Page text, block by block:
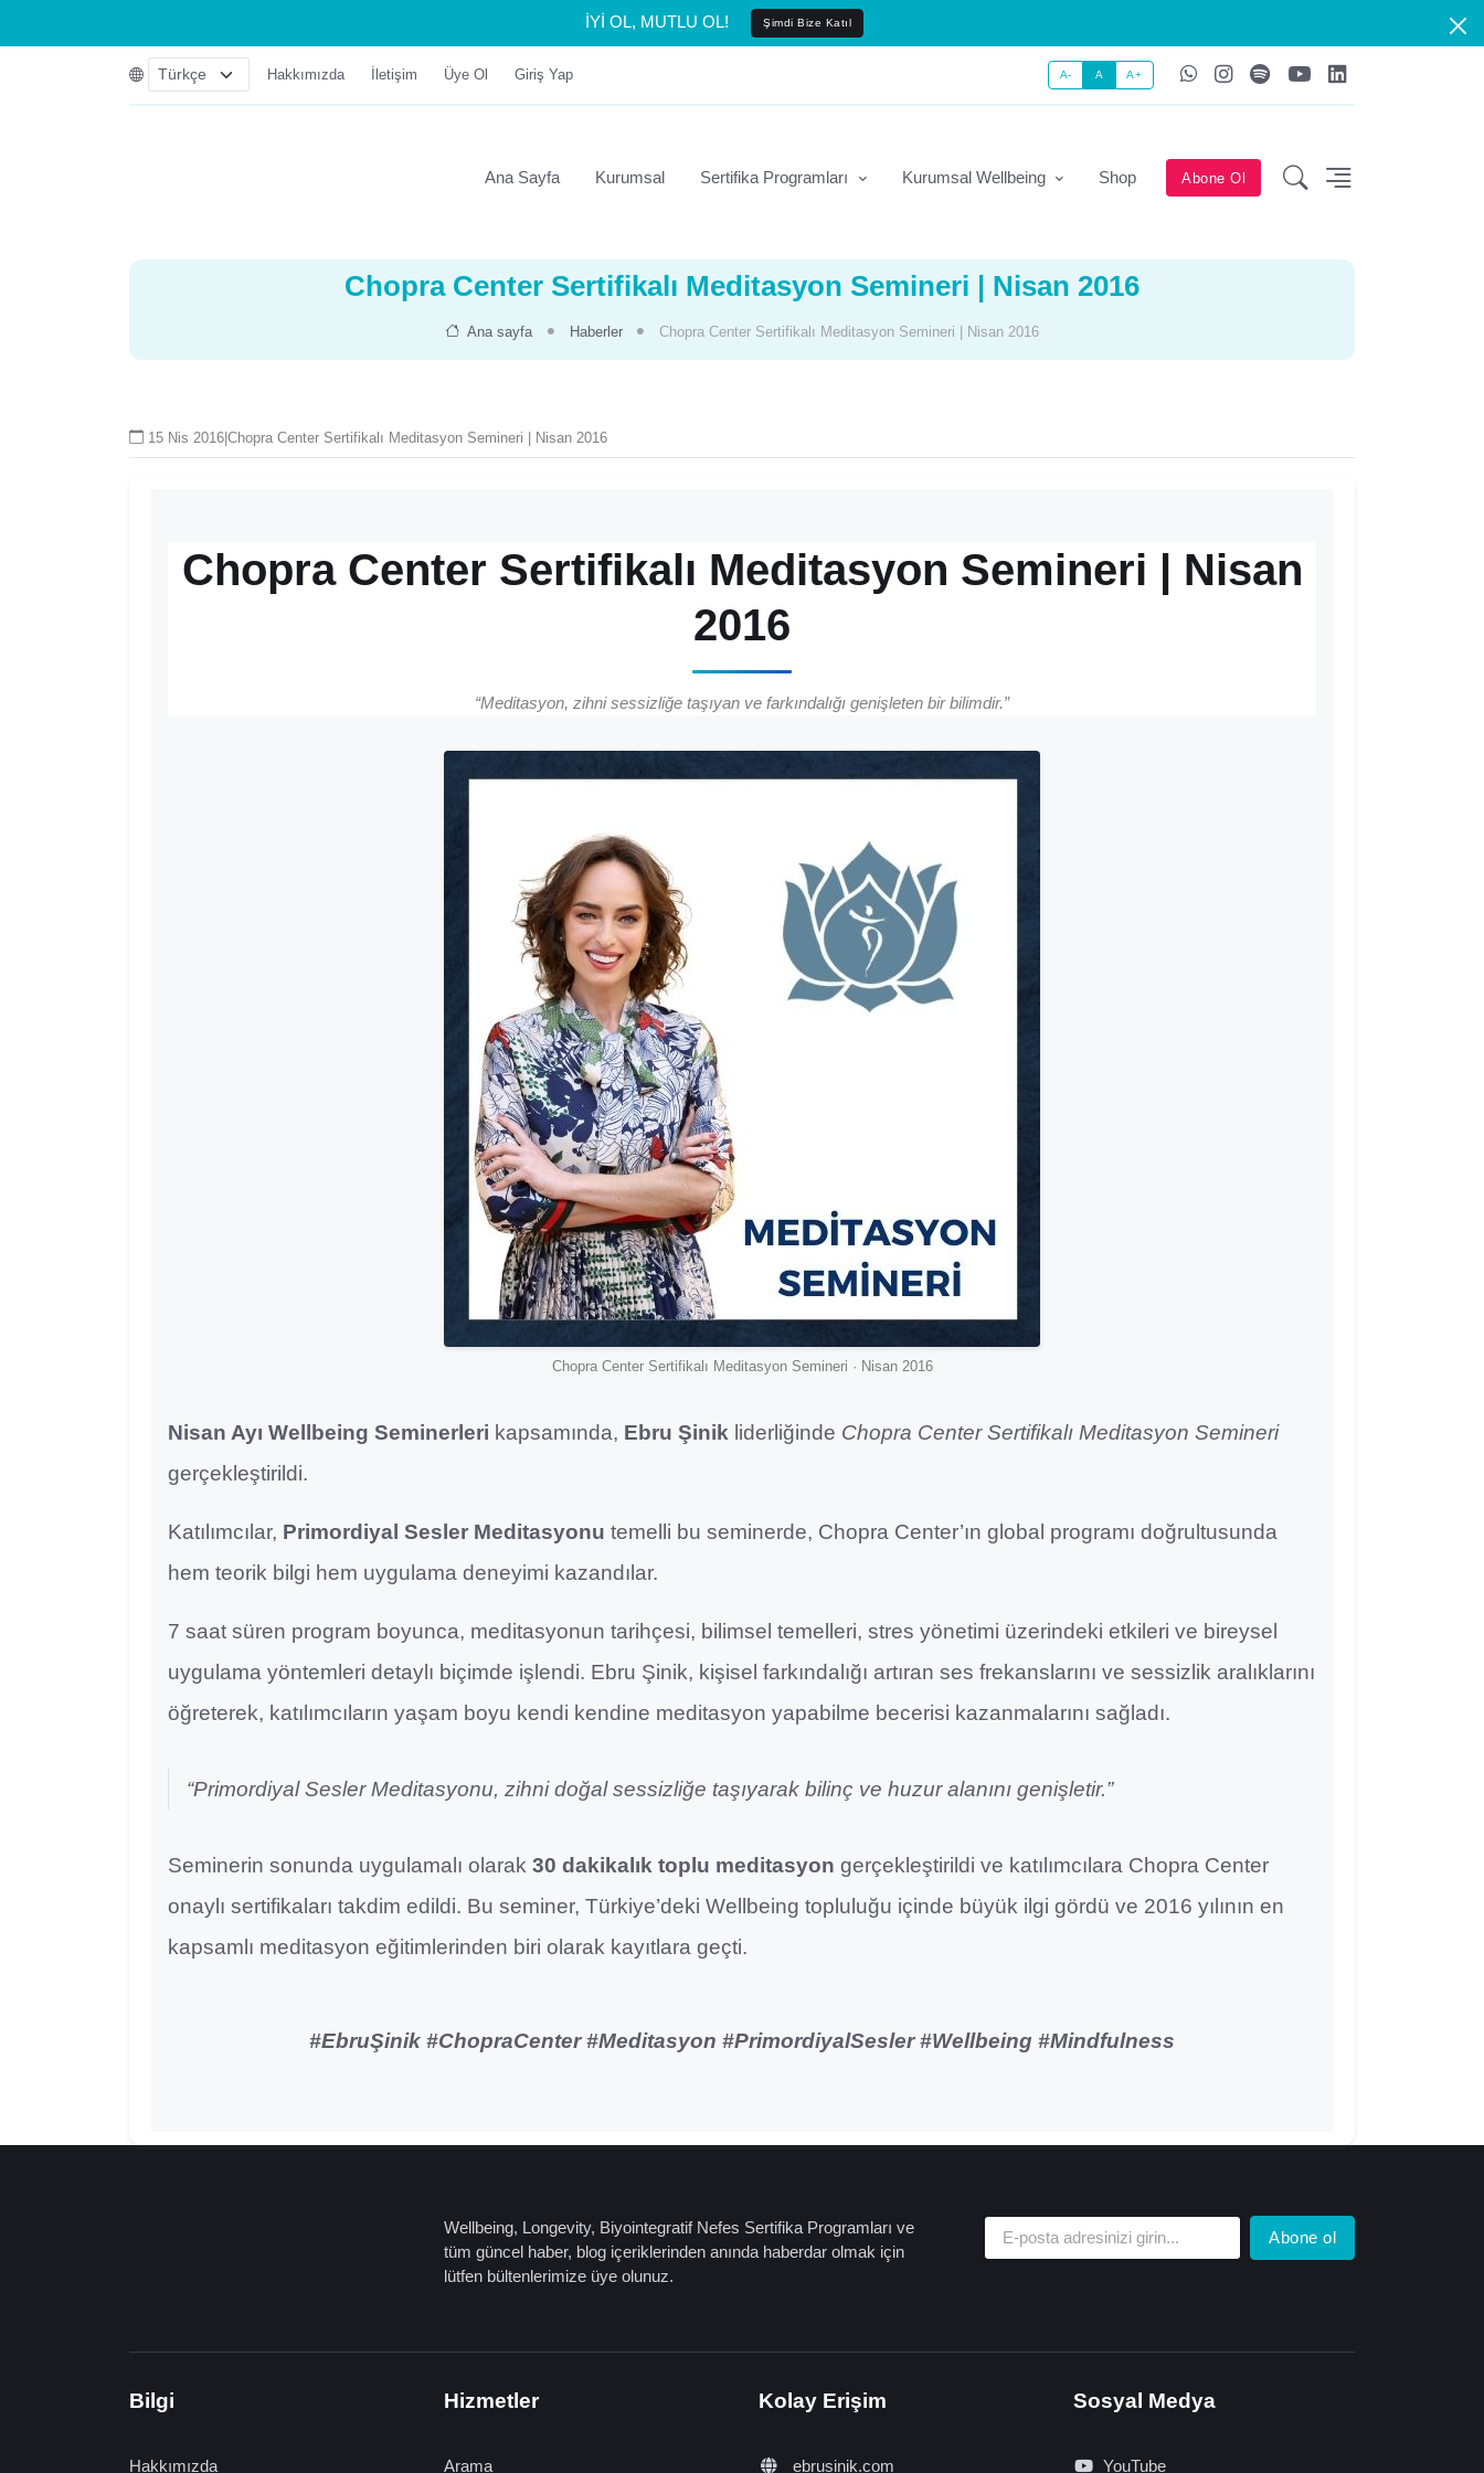
İYİ OL, MUTLU OL! Şimdi Bize Katıl
Hakkımızda İletişim Üye Ol Giriş Yap A- A A+
Ana Sayfa Kurumsal Sertifika Programları Kurumsal Wellbeing Shop Abone Ol
Chopra Center Sertifikalı Meditasyon Semineri | Nisan 2016
Ana sayfa Haberler Chopra Center Sertifikalı Meditasyon Semineri | Nisan 2016
15 Nis 2016|Chopra Center Sertifikalı Meditasyon Semineri | Nisan 2016
Chopra Center Sertifikalı Meditasyon Semineri | Nisan
2016
“Meditasyon, zihni sessizliğe taşıyan ve farkındalığı genişleten bir bilimdir.”
Chopra Center Sertifikalı Meditasyon Semineri · Nisan 2016
Nisan Ayı Wellbeing Seminerleri kapsamında, Ebru Şinik liderliğinde Chopra Center Sertifikalı Meditasyon Semineri
gerçekleştirildi.
Katılımcılar, Primordiyal Sesler Meditasyonu temelli bu seminerde, Chopra Center’ın global programı doğrultusunda
hem teorik bilgi hem uygulama deneyimi kazandılar.
7 saat süren program boyunca, meditasyonun tarihçesi, bilimsel temelleri, stres yönetimi üzerindeki etkileri ve bireysel
uygulama yöntemleri detaylı biçimde işlendi. Ebru Şinik, kişisel farkındalığı artıran ses frekanslarını ve sessizlik aralıklarını
öğreterek, katılımcıların yaşam boyu kendi kendine meditasyon yapabilme becerisi kazanmalarını sağladı.
“Primordiyal Sesler Meditasyonu, zihni doğal sessizliğe taşıyarak bilinç ve huzur alanını genişletir.”
Seminerin sonunda uygulamalı olarak 30 dakikalık toplu meditasyon gerçekleştirildi ve katılımcılara Chopra Center
onaylı sertifikaları takdim edildi. Bu seminer, Türkiye’deki Wellbeing topluluğu içinde büyük ilgi gördü ve 2016 yılının en
kapsamlı meditasyon eğitimlerinden biri olarak kayıtlara geçti.
#EbruŞinik #ChopraCenter #Meditasyon #PrimordiyalSesler #Wellbeing #Mindfulness
Wellbeing, Longevity, Biyointegratif Nefes Sertifika Programları ve
tüm güncel haber, blog içeriklerinden anında haberdar olmak için
lütfen bültenlerimize üye olunuz.
Abone ol
Bilgi
Hakkımızda
Hizmetler
Arama
Kolay Erişim
ebrusinik.com
Sosyal Medya
YouTube